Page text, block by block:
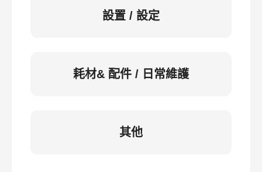
設置 / 設定
耗材& 配件 / 日常維護
其他